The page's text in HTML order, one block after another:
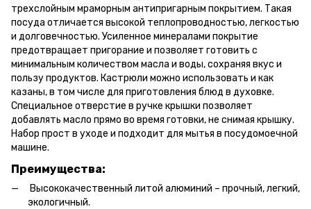
трехслойным мраморным антипригарным покрытием. Такая
посуда отличается высокой теплопроводностью, легкостью
и долговечностью. Усиленное минералами покрытие
предотвращает пригорание и позволяет готовить с
минимальным количеством масла и воды, сохраняя вкус и
пользу продуктов. Кастрюли можно использовать и как
казаны, в том числе для приготовления блюд в духовке.
Специальное отверстие в ручке крышки позволяет
добавлять масло прямо во время готовки, не снимая крышку.
Набор прост в уходе и подходит для мытья в посудомоечной
машине.
Преимущества:
Высококачественный литой алюминий – прочный, легкий,
экологичный.